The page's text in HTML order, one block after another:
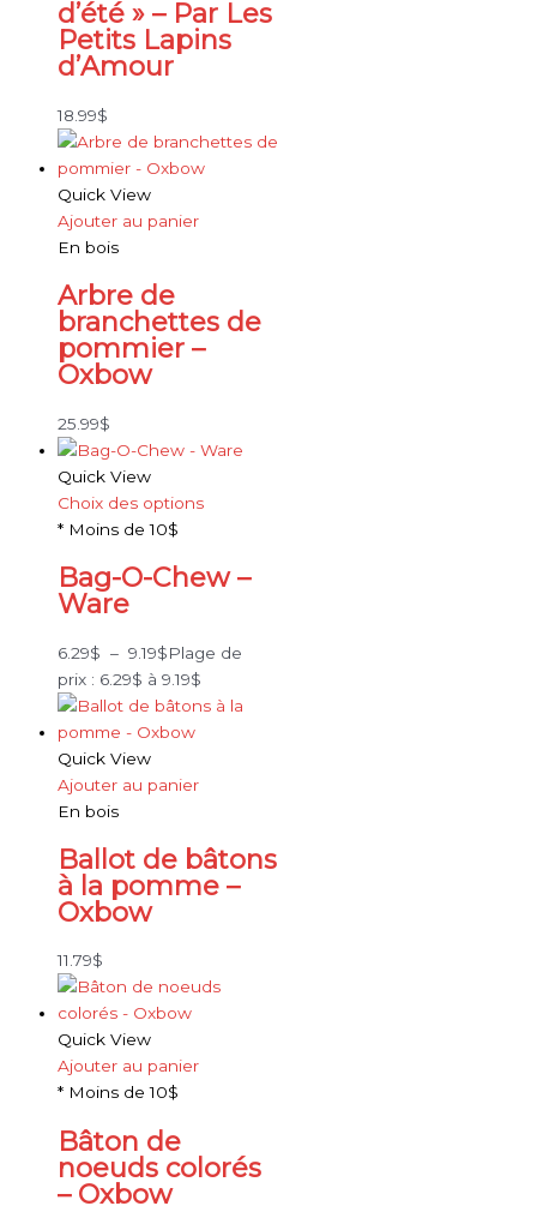
d’été » – Par Les
Petits Lapins
d’Amour
18.99$
Quick View
Ajouter au panier
En bois
Arbre de
branchettes de
pommier –
Oxbow
25.99$
Quick View
Choix des options
* Moins de 10$
Bag-O-Chew –
Ware
6.29$ – 9.19$Plage de
prix : 6.29$ à 9.19$
Quick View
Ajouter au panier
En bois
Ballot de bâtons
à la pomme –
Oxbow
11.79$
Quick View
Ajouter au panier
* Moins de 10$
Bâton de
noeuds colorés
– Oxbow